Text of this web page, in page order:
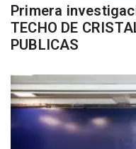
Primera
TECHO DE
PUBLICAS